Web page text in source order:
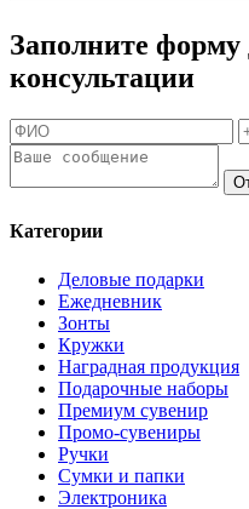
Заполните форму
консультации
Категории
Деловые подарки
Ежедневник
Зонты
Кружки
Наградная продукция
Подарочные наборы
Премиум сувенир
Промо-сувениры
Ручки
Сумки и папки
Электроника